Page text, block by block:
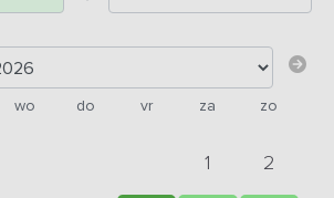
wo do vr za zo
1 2